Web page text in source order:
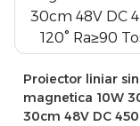
Proiector liniar
magnetica 10W
30cm 48V DC